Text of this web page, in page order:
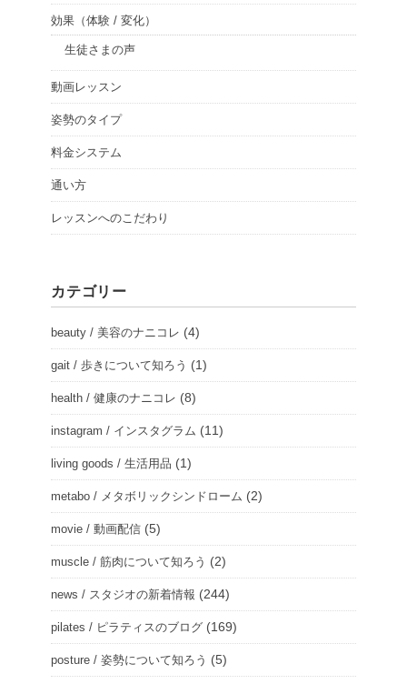
効果（体験 / 変化）
生徒さまの声
動画レッスン
姿勢のタイプ
料金システム
通い方
レッスンへのこだわり
カテゴリー
beauty / 美容のナニコレ (4)
gait / 歩きについて知ろう (1)
health / 健康のナニコレ (8)
instagram / インスタグラム (11)
living goods / 生活用品 (1)
metabo / メタボリックシンドローム (2)
movie / 動画配信 (5)
muscle / 筋肉について知ろう (2)
news / スタジオの新着情報 (244)
pilates / ピラティスのブログ (169)
posture / 姿勢について知ろう (5)